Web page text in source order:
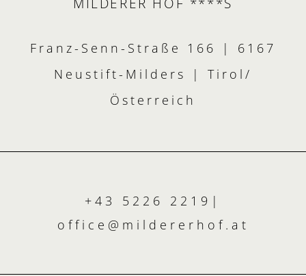
Franz-Senn-Straße 166 | 6167
Neustift-Milders | Tirol/
Österreich
+43 5226 2219 |
office@ mildererhof. at